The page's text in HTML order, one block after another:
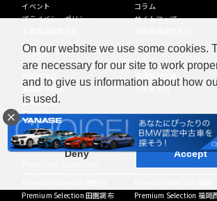
イベント
プライバシーポリシー
コラム
サイトマップ
SHOP
世田谷支店
田園調布支店
名古屋支店
天白支店
四日市支店
福岡西支店
福岡板付支店
久留米支店
Premium Selection 田園調布
Premium Selection 福岡
On our website we use some cookies.
are necessary for our site to work
and to give us information about how
is used.
Learn more
Deny Accept